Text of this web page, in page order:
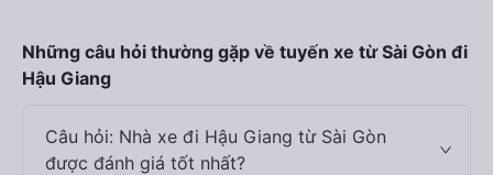
Những câu hỏi thường gặp về tuyến xe từ Sài Gòn đi
Hậu Giang
Câu hỏi: Nhà xe đi Hậu Giang từ Sài Gòn
được đánh giá tốt nhất?